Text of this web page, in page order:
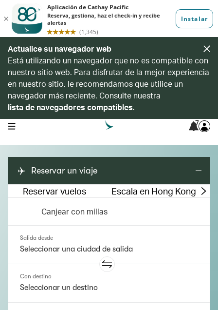
Actualice su navegador web
Está utilizando un navegador que no es compatible con
nuestro sitio web. Para disfrutar de la mejor experiencia
en nuestro sitio, le recomendamos que utilice un
navegador más reciente. Consulte nuestra
lista de navegadores compatibles.
open navigation menu 7
Reservar un viaje
Reservar vuelos Escala en Hong Kong
Canjear con millas
Salida desde
Con destino